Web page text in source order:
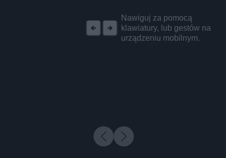
Nawiguj za pomocą
klawiatury, lub gestów na
urządzeniu mobilnym.